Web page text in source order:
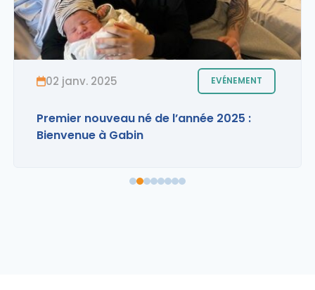
Depuis le 12 mars 2025, la maternité du
Centre hospitalier de Cornouaille, à
Quimper, propose un pet...
LIRE L'ACTUALITÉ
02 janv. 2025 EVÉNEMENT
Premier nouveau né de l’année 2025 :
Bienvenue à Gabin